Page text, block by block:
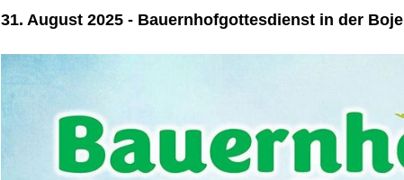
31. August 2025 - Bauernhofgottesdienst in der Boje